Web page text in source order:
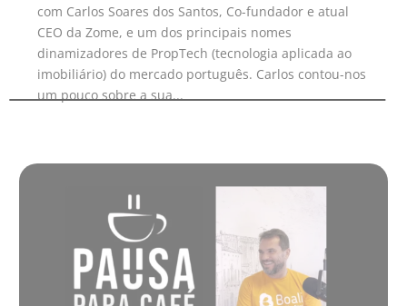
com Carlos Soares dos Santos, Co-fundador e atual
CEO da Zome, e um dos principais nomes
dinamizadores de PropTech (tecnologia aplicada ao
imobiliário) do mercado português. Carlos contou-nos
um pouco sobre a sua...